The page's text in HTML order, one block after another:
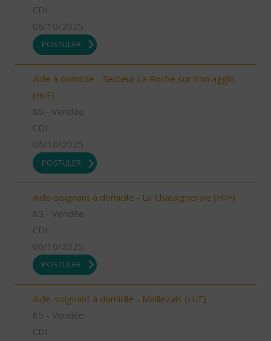
CDI
06/10/2025
POSTULER
Aide à domicile - Secteur La Roche sur Yon agglo
(H/F)
85 - Vendée
CDI
06/10/2025
POSTULER
Aide-soignant à domicile - La Chataigneraie (H/F)
85 - Vendée
CDI
06/10/2025
POSTULER
Aide-soignant à domicile - Maillezais (H/F)
85 - Vendée
CDI